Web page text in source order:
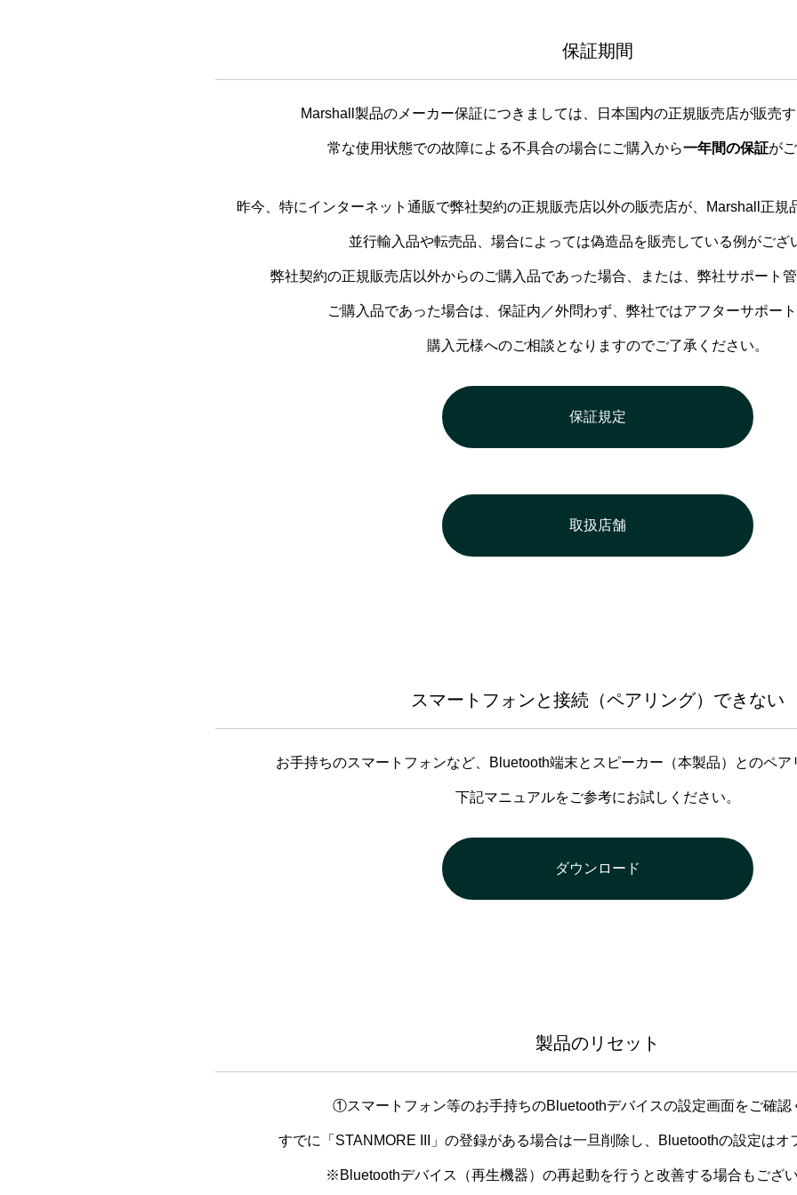
保証期間
Marshall製品のメーカー保証につきましては、日本国内の正規販売店が販売す
常な使用状態での故障による不具合の場合にご購入から一年間の保証が
昨今、特にインターネット通販で弊社契約の正規販売店以外の販売店が、Marshall正規
並行輸入品や転売品、場合によっては偽造品を販売している例がござ
弊社契約の正規販売店以外からのご購入品であった場合、または、弊社サポート
ご購入品であった場合は、保証内／外問わず、弊社ではアフターサポート
購入元様へのご相談となりますのでご了承ください。
保証規定
取扱店舗
スマートフォンと接続（ペアリング）できない
お手持ちのスマートフォンなど、Bluetooth端末とスピーカー（本製品）とのペア
下記マニュアルをご参考にお試しください。
ダウンロード
製品のリセット
①スマートフォン等のお手持ちのBluetoothデバイスの設定画面をご確認
すでに「STANMORE III」の登録がある場合は一旦削除し、Bluetoothの設定はオ
※Bluetoothデバイス（再生機器）の再起動を行うと改善する場合もござい